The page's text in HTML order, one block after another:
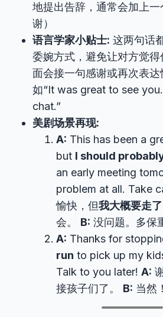
地提出告辞，通常会加上
谢）
语言学家小贴士: 这两句话
委婉方式，避免让对方觉
面会接一句感谢或再次表
如“It was great to see
chat.”
美剧场景再现:
A: This has been a
but I should
an early meeting
problem at all. Take
愉快，但我大概要走了
会。 B: 没问题。多保
A: Thanks for
run to pick up my
Talk to you later! A:
接孩子们了。 B: 当然